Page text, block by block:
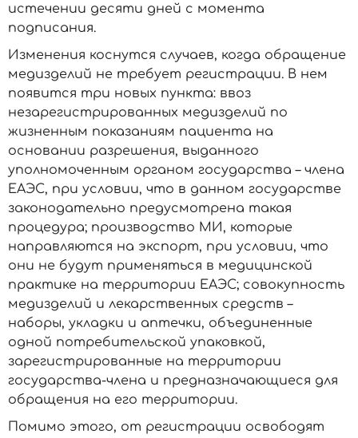
истечении десяти дней с момента
подписания.
Изменения коснутся случаев, когда обращение
медизделий не требует регистрации. В нем
появится три новых пункта: ввоз
незарегистрированных медизделий по
жизненным показаниям пациента на
основании разрешения, выданного
уполномоченным органом государства – члена
ЕАЭС, при условии, что в данном государстве
законодательно предусмотрена такая
процедура; производство МИ, которые
направляются на экспорт, при условии, что
они не будут применяться в медицинской
практике на территории ЕАЭС; совокупность
медизделий и лекарственных средств –
наборы, укладки и аптечки, объединенные
одной потребительской упаковкой,
зарегистрированные на территории
государства-члена и предназначающиеся для
обращения на его территории.
Помимо этого, от регистрации освободят